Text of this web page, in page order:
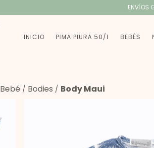
INICIO PIMA PIURA 50/1 BEBÉS
Bebé / Bodies / Body Maui